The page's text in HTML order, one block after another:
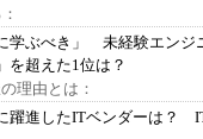
学ぶべき」 未経験エンジ
を超えた1位は？
理由とは：
躍進したITベンダーは？